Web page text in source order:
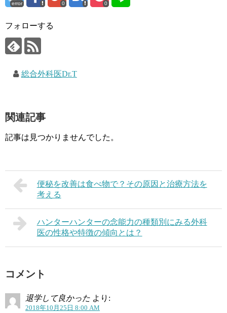
error 0 0
フォローする
総合外科医Dr.T
関連記事
記事は見つかりませんでした。
便秘を改善は食べ物で？その原因と治療方法を
考える
ハンターハンターの念能力の種類別にみる外科
医の性格や特徴の傾向とは？
コメント
退学して良かった より:
2018年10月25日 8:00 AM